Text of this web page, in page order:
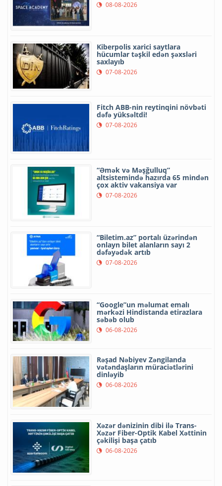
08-08-2026
Kiberpolis xarici saytlara
hücumlar təşkil edən şəxsləri
saxlayıb
07-08-2026
Fitch ABB-nin reytinqini növbəti
dəfə yüksəltdi!
07-08-2026
“Əmək və Məşğulluq”
altsistemində hazırda 65 mindən
çox aktiv vakansiya var
07-08-2026
“Biletim.az” portalı üzərindən
onlayn bilet alanların sayı 2
dəfəyədək artıb
07-08-2026
“Google”un məlumat emalı
mərkəzi Hindistanda etirazlara
səbəb olub
06-08-2026
Rəşad Nəbiyev Zəngilanda
vətəndaşların müraciətlərini
dinləyib
06-08-2026
Xəzər dənizinin dibi ilə Trans-
Xəzər Fiber-Optik Kabel Xəttinin
çəkilişi başa çatıb
06-08-2026